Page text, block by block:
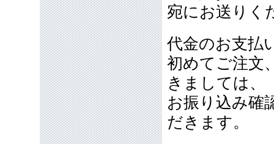
宛にお送りく
代金のお支払
初めてご注文
きましては、
お振り込み確
だきます。